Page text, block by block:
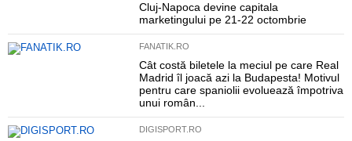
Cluj-Napoca devine capitala
marketingului pe 21-22 octombrie
FANATIK.RO
Cât costă biletele la meciul pe care Real
Madrid îl joacă azi la Budapesta! Motivul
pentru care spaniolii evoluează împotriva
unui român...
DIGISPORT.RO